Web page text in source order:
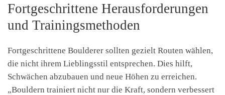
Fortgeschrittene Herausforderungen
und Trainingsmethoden
Fortgeschrittene Boulderer sollten gezielt Routen wählen,
die nicht ihrem Lieblingsstil entsprechen. Dies hilft,
Schwächen abzubauen und neue Höhen zu erreichen.
„Bouldern trainiert nicht nur die Kraft, sondern verbessert